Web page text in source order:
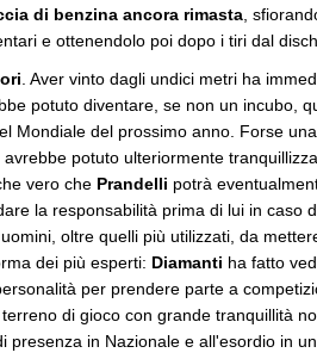
di benzina ancora rimasta ,
e ottenendolo poi dopo i tiri dal
. Aver vinto dagli undici metri ha
potuto diventare, se non un incubo,
Mondiale del prossimo anno. Forse
avrebbe potuto ulteriormente
vero che Prandelli potrà
la responsabilità prima di lui in caso
oltre quelli più utilizzati, da
dei più esperti: Diamanti ha fatto
per prendere parte a
di gioco con grande tranquillità
presenza in Nazionale e all'esordio in